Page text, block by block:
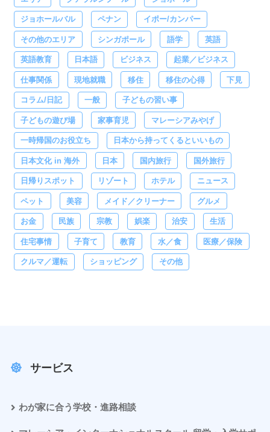
ジョホールバル ペナン イポー/カンパー
その他のエリア シンガポール 語学 英語
英語教育 日本語 ビジネス 起業／ビジネス
仕事関係 現地就職 移住 移住の心得 下見
コラム/日記 一般 子どもの習い事
子どもの遊び場 家事育児 マレーシアみやげ
一時帰国のお役立ち 日本から持ってくるといいもの
日本文化 in 海外 日本 国内旅行 国外旅行
日帰りスポット リゾート ホテル ニュース
ペット 美容 メイド／クリーナー グルメ
お金 民族 宗教 娯楽 治安 生活
住宅事情 子育て 教育 水／食 医療／保険
クルマ／運転 ショッピング その他
サービス
わが家に合う学校・進路相談